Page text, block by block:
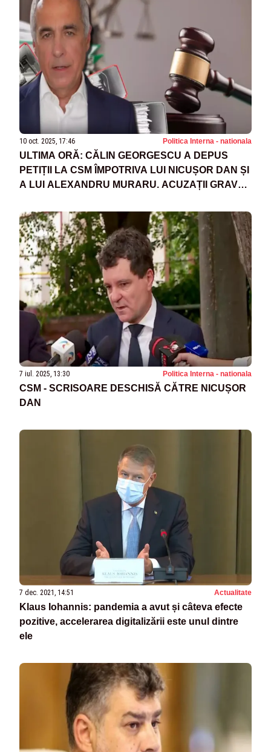
10 oct. 2025, 17:46 Politica Interna - nationala
ULTIMA ORĂ: CĂLIN GEORGESCU A DEPUS
PETIȚII LA CSM ÎMPOTRIVA LUI NICUȘOR DAN ȘI
A LUI ALEXANDRU MURARU. ACUZAȚII GRAVE
7 iul. 2025, 13:30 Politica Interna - nationala
CSM - SCRISOARE DESCHISĂ CĂTRE NICUȘOR
DAN
7 dec. 2021, 14:51 Actualitate
Klaus Iohannis: pandemia a avut și câteva efecte
pozitive, accelerarea digitalizării este unul dintre
ele